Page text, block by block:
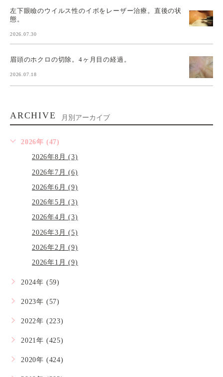
左下眼瞼のウイルス性のイボをレーザー治療。直後の状
態。
2026.07.30
眉頭のホクロの切除。4ヶ月目の経過。
2026.07.18
ARCHIVE 月別アーカイブ
2026年 (47)
2026年8月 (3)
2026年7月 (6)
2026年6月 (9)
2026年5月 (3)
2026年4月 (3)
2026年3月 (5)
2026年2月 (9)
2026年1月 (9)
2024年 (59)
2023年 (57)
2022年 (223)
2021年 (425)
2020年 (424)